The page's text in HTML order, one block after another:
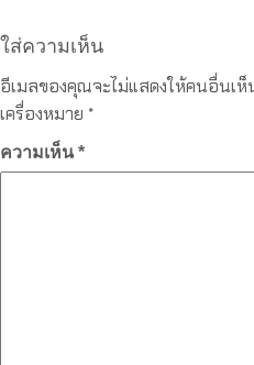
ใส่ความเห็น
อีเมลของคุณจะไม่แสดงให้คนอื่นเห็
เครื่องหมาย *
ความเห็น*